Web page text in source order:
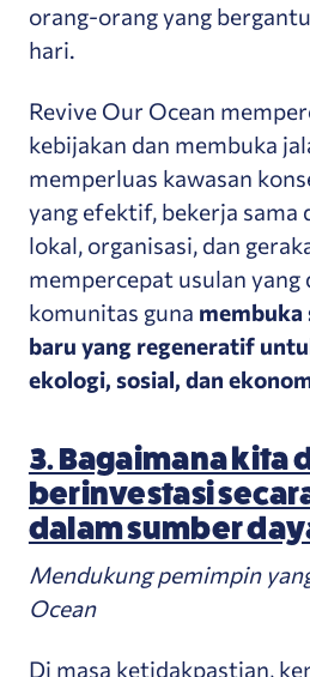
orang-orang yang
hari.
Revive Our Ocean
kebijakan dan membuka
memperluas kawasan
yang efektif, bekerja sama
lokal, organisasi, dan
mempercepat usulan yang
komunitas guna
baru yang regeneratif
ekologi, sosial, dan
3. Bagaimana kita
berinvestasi
dalam sumber
Mendukung pemimpin
Ocean
Di masa ketidakpastian,